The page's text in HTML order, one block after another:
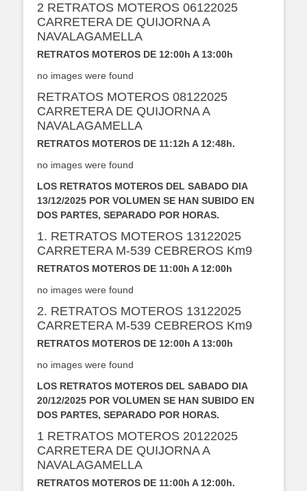
2 RETRATOS MOTEROS 06122025
CARRETERA DE QUIJORNA A
NAVALAGAMELLA
RETRATOS MOTEROS DE 12:00h A 13:00h
no images were found
RETRATOS MOTEROS 08122025
CARRETERA DE QUIJORNA A
NAVALAGAMELLA
RETRATOS MOTEROS DE 11:12h A 12:48h.
no images were found
LOS RETRATOS MOTEROS DEL SABADO DIA
13/12/2025 POR VOLUMEN SE HAN SUBIDO EN
DOS PARTES, SEPARADO POR HORAS.
1. RETRATOS MOTEROS 13122025
CARRETERA M-539 CEBREROS Km9
RETRATOS MOTEROS DE 11:00h A 12:00h
no images were found
2. RETRATOS MOTEROS 13122025
CARRETERA M-539 CEBREROS Km9
RETRATOS MOTEROS DE 12:00h A 13:00h
no images were found
LOS RETRATOS MOTEROS DEL SABADO DIA
20/12/2025 POR VOLUMEN SE HAN SUBIDO EN
DOS PARTES, SEPARADO POR HORAS.
1 RETRATOS MOTEROS 20122025
CARRETERA DE QUIJORNA A
NAVALAGAMELLA
RETRATOS MOTEROS DE 11:00h A 12:00h.